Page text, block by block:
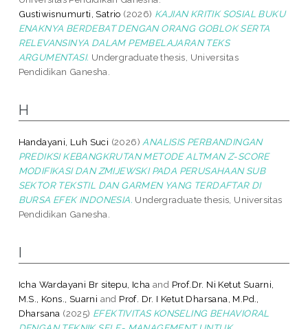
Gustiwisnumurti, Satrio (2026) KAJIAN KRITIK SOSIAL BUKU
ENAKNYA BERDEBAT DENGAN ORANG GOBLOK SERTA
RELEVANSINYA DALAM PEMBELAJARAN TEKS
ARGUMENTASI. Undergraduate thesis, Universitas
Pendidikan Ganesha.
H
Handayani, Luh Suci (2026) ANALISIS PERBANDINGAN
PREDIKSI KEBANGKRUTAN METODE ALTMAN Z-SCORE
MODIFIKASI DAN ZMIJEWSKI PADA PERUSAHAAN SUB
SEKTOR TEKSTIL DAN GARMEN YANG TERDAFTAR DI
BURSA EFEK INDONESIA. Undergraduate thesis, Universitas
Pendidikan Ganesha.
I
Icha Wardayani Br sitepu, Icha and Prof.Dr. Ni Ketut Suarni,
M.S., Kons., Suarni and Prof. Dr. I Ketut Dharsana, M.Pd.,
Dharsana (2025) EFEKTIVITAS KONSELING BEHAVIORAL